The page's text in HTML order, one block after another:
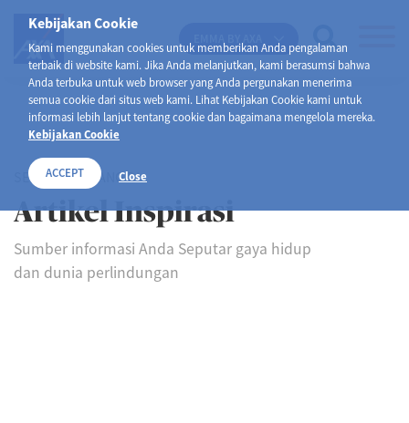
Kebijakan Cookie
Kami menggunakan cookies untuk memberikan Anda pengalaman
terbaik di website kami. Jika Anda melanjutkan, kami berasumsi bahwa
Anda terbuka untuk web browser yang Anda pergunakan menerima
semua cookie dari situs web kami. Lihat Kebijakan Cookie kami untuk
informasi lebih lanjut tentang cookie dan bagaimana mengelola mereka.
Kebijakan Cookie
ACCEPT Close
SELAMAT DATANG DI
Artikel Inspirasi
Sumber informasi Anda Seputar gaya hidup
dan dunia perlindungan